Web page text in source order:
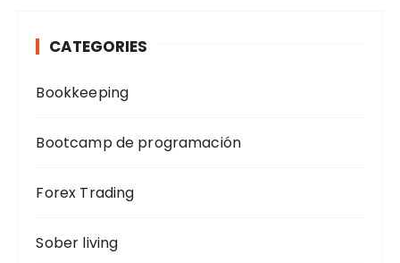
CATEGORIES
Bookkeeping
Bootcamp de programación
Forex Trading
Sober living